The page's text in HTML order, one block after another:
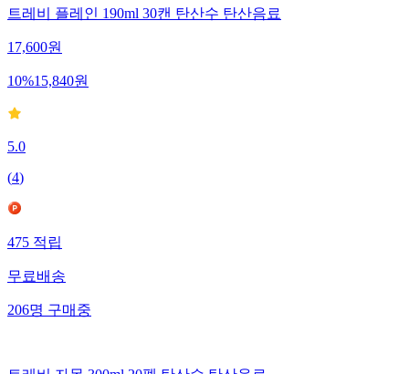
트레비 플레인 190ml 30캔 탄산수 탄산음료
17,600원
10%15,840원
5.0
(4)
475적립
무료배송
206명구매중